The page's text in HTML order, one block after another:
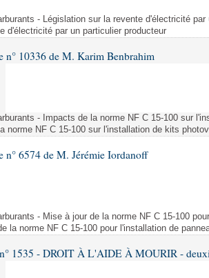
- Législation sur la revente d'électricité
d'électricité par un particulier producteur
n° 10336 de M. Karim Benbrahim
- Impacts de la norme NF C 15-100 sur
norme NF C 15-100 sur l'installation de kits
n° 6574 de M. Jérémie Iordanoff
- Mise à jour de la norme NF C 15-100
la norme NF C 15-100 pour l'installation de
1535 - DROIT À L'AIDE À MOURIR -